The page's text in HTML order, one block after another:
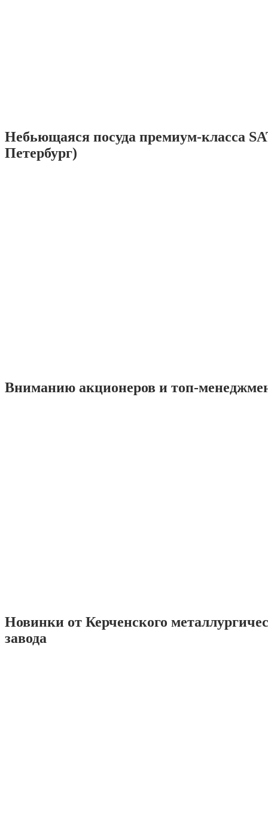
Небьющаяся посуда премиум-класса
Петербург)
Вниманию акционеров и топ-
Новинки от Керченского
завода